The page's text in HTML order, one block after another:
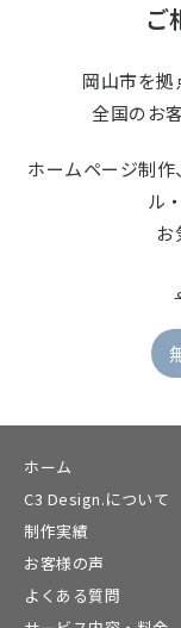
ご
岡山市を
全国のお
ホームページ制作
ル
お
ホーム
C3 Design.について
制作実績
お客様の声
よくある質問